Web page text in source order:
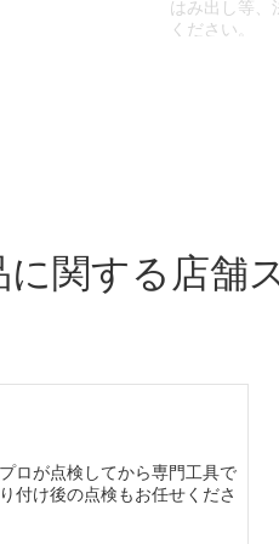
はみ出し等、
ください。
に関する店舗
ロが点検してから専門工具で
付け後の点検もお任せくださ